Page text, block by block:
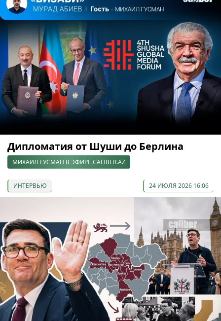
Дипломатия от Шуши до Берлина
МИХАИЛ ГУСМАН В ЭФИРЕ CALIBER.AZ
ИНТЕРВЬЮ 24 ИЮЛЯ 2026 16:06